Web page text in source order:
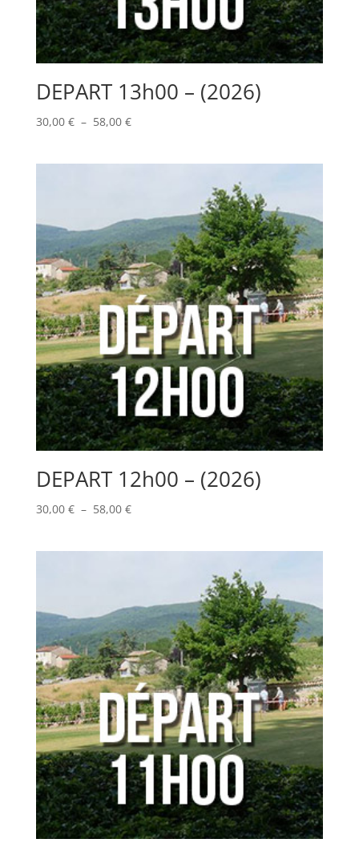
DEPART 13h00 – (2026)
30,00 € – 58,00 €Plage
DEPART 12h00 – (2026)
30,00 € – 58,00 €Plage
58,00 €